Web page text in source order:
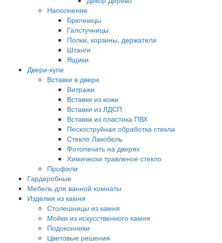
Наполнение
Брючницы
Галстучницы
Полки, корзины, держатели
Штанги
Ящики
Двери-купе
Вставки в двери
Витражи
Вставки из кожи
Вставки из ЛДСП
Вставки из пластика ПВХ
Пескоструйная обработка стекла
Стекло Лакобель
Фотопечать на дверях
Химически травленое стекло
Профили
Гардеробные
Мебель для ванной комнаты
Изделия из камня
Столешницы из камня
Мойки из искусственного камня
Подоконники
Цветовые решения